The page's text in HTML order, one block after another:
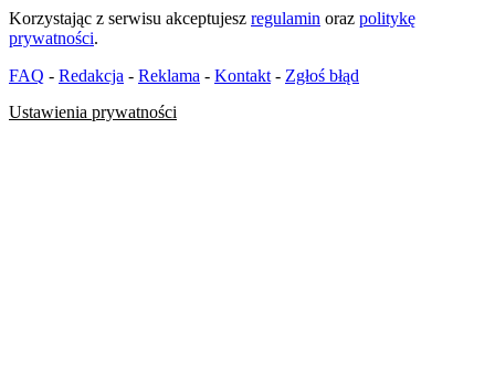
Korzystając z serwisu akceptujesz regulamin oraz politykę
prywatności.
FAQ - Redakcja - Reklama - Kontakt - Zgłoś błąd
Ustawienia prywatności